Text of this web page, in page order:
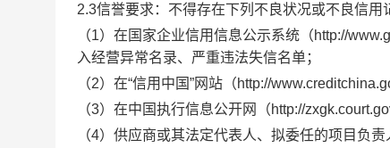
2.3信誉要求：不得存在下列不良状况或不良信用
（1）在国家企业信用信息公示系统（http://
入经营异常名录、严重违法失信名单；
（2）在“信用中国”网站（http://
（3）在中国执行信息公开网（http://
（4）供应商或其法定代表人、拟委任的项目负